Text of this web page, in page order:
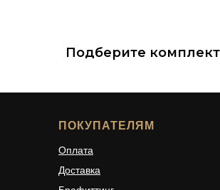
Подберите
ПОКУПАТЕЛЯМ
Оплата
Доставка